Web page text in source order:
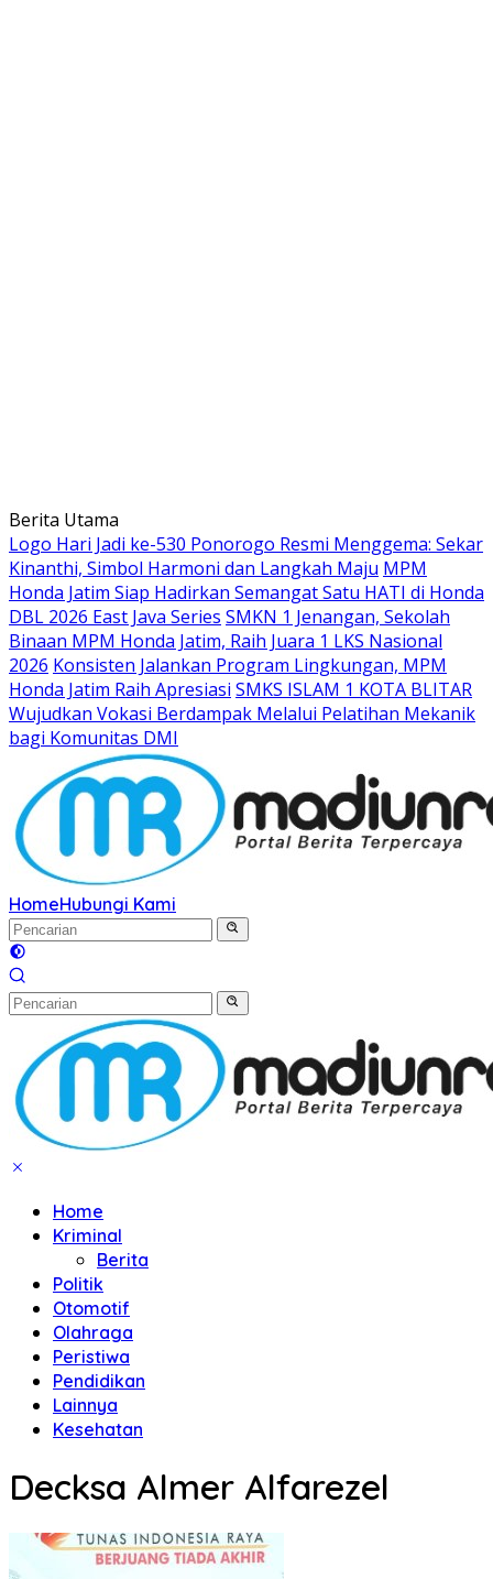
Langsung
ke
konten
Berita Utama
Logo Hari Jadi ke-530 Ponorogo Resmi Menggema: Sekar
Kinanthi, Simbol Harmoni dan Langkah Maju MPM
Honda Jatim Siap Hadirkan Semangat Satu HATI di Honda
DBL 2026 East Java Series SMKN 1 Jenangan, Sekolah
Binaan MPM Honda Jatim, Raih Juara 1 LKS Nasional
2026 Konsisten Jalankan Program Lingkungan, MPM
Honda Jatim Raih Apresiasi SMKS ISLAM 1 KOTA BLITAR
Wujudkan Vokasi Berdampak Melalui Pelatihan Mekanik
bagi Komunitas DMI
HomeHubungi Kami
Home
Kriminal
Berita
Politik
Otomotif
Olahraga
Peristiwa
Pendidikan
Lainnya
Kesehatan
Decksa Almer Alfarezel